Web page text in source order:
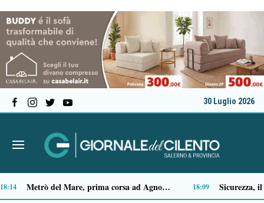
30 Luglio 2026
Capaccio Paestum spazio di legalità: oltre 43 ettari di beni confiscati destinati a progetti sociali 14:14